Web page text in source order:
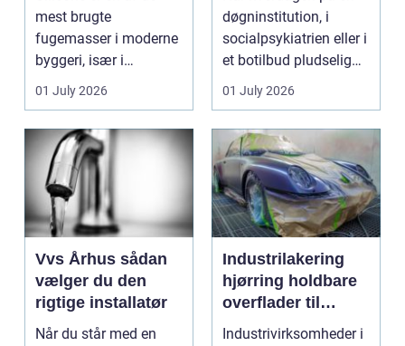
mest brugte
fugemasser i moderne
byggeri, især i
badeværelser,
køkkener og andr...
01 July 2026
døgninstitution, i
socialpsykiatrien eller i
et botilbud pludselig
ændrer sig, k...
01 July 2026
Vvs Århus sådan
vælger du den
rigtige installatør
Når du står med en
Industrilakering
hjørring holdbare
overflader til
industri og erhverv
Industrivirksomheder i